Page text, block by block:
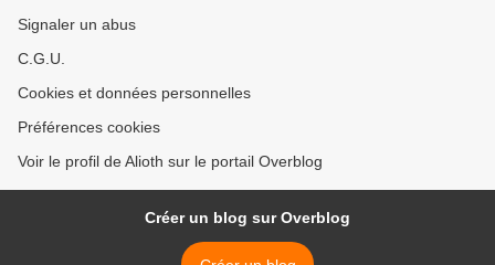
Signaler un abus
C.G.U.
Cookies et données personnelles
Préférences cookies
Voir le profil de Alioth sur le portail Overblog
Créer un blog sur Overblog